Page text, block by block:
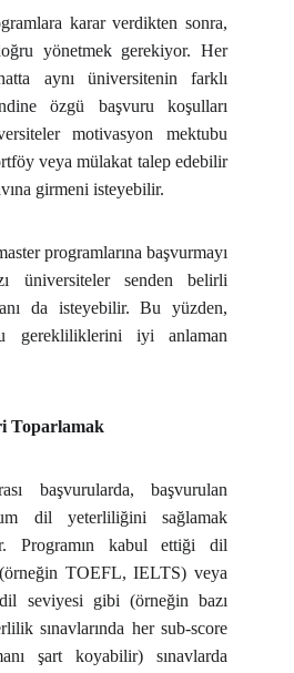
karar verdikten sonra,
yönetmek gerekiyor. Her
aynı üniversitenin farklı
özgü başvuru koşulları
motivasyon mektubu
veya mülakat talep edebilir
girmeni isteyebilir.
programlarına başvurmayı
üniversiteler senden belirli
da isteyebilir. Bu yüzden,
gerekliliklerini iyi anlaman
Toparlamak
başvurularda, başvurulan
dil yeterliliğini sağlamak
Programın kabul ettiği dil
TOEFL, IELTS) veya
seviyesi gibi (örneğin bazı
sınavlarında her sub-score
şart koyabilir) sınavlarda